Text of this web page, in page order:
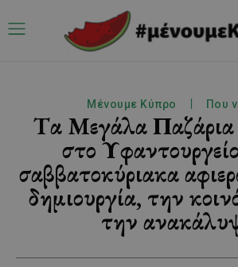
Μένουμε Κύπρο Που
Tα Μεγάλα Παζάρια
στο
σαββατοκύριακα
δημιουργία, την
την